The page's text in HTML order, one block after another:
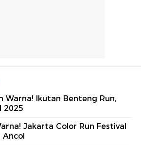
Warna! Ikutan Benteng Run,
2025
Jakarta Color Run Festival